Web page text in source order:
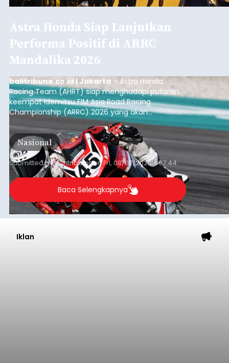
Astra Honda Siap Lanjutkan
Performa Positif di ARRC
Mandalika 2026
balitribune.co.id | Jakarta – Astra Honda
Racing Team (AHRT) siap menghadapi putaran
keempat Idemitsu FIM Asia Road Racing
Championship (ARRC) 2026 yang akan
berlangsung di Pertamina Mandalika
International Circuit, Lombok, Nusa Tenggara
Barat, pada 7–9 Agustus 2026.
Nasional
Submitted bycontributoronFri, 08/07/2026 - 07:44
Baca Selengkapnya
Iklan